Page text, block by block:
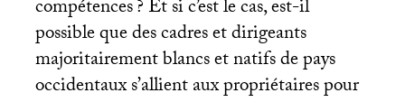
compétences? Et si c’est le cas, est-il
possible que des cadres et dirigeants
majoritairement blancs et natifs de pays
occidentaux s’allient aux propriétaires pour